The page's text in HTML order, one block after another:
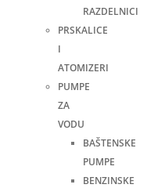
RAZDELNICI
PRSKALICE
I
ATOMIZERI
PUMPE
ZA
VODU
BAŠTENSKE
PUMPE
BENZINSKE